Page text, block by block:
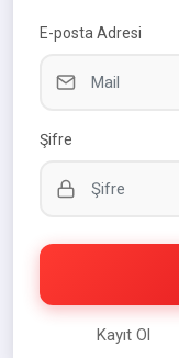
E-posta Adresi
Şifre
Kayıt Ol